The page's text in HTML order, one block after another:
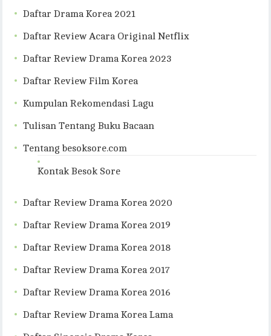
Daftar Drama Korea 2021
Daftar Review Acara Original Netflix
Daftar Review Drama Korea 2023
Daftar Review Film Korea
Kumpulan Rekomendasi Lagu
Tulisan Tentang Buku Bacaan
Tentang besoksore.com
Kontak Besok Sore
Daftar Review Drama Korea 2020
Daftar Review Drama Korea 2019
Daftar Review Drama Korea 2018
Daftar Review Drama Korea 2017
Daftar Review Drama Korea 2016
Daftar Review Drama Korea Lama